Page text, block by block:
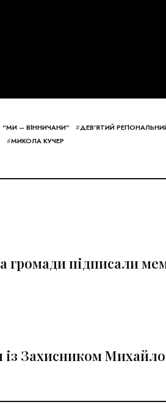
“МИ – ВІННИЧАНИ” #ДЕВ’ЯТИЙ
#МИКОЛА КУЧЕР
громади підписали
із Захисником